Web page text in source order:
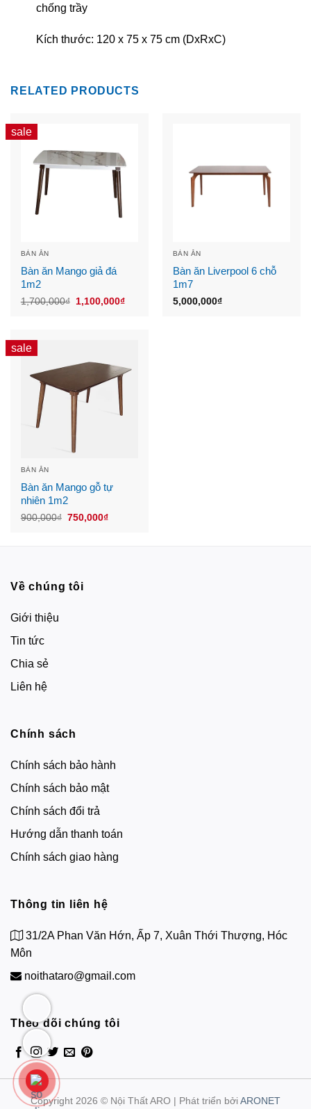
chống trầy
Kích thước: 120 x 75 x 75 cm (DxRxC)
RELATED PRODUCTS
sale
BÀN ĂN
Bàn ăn Mango giả đá
1m2
1,700,000₫
Original
price
1,100,000₫Current
BÀN ĂN
Bàn ăn Liverpool 6 chỗ
1m7
5,000,000₫
sale
BÀN ĂN
Bàn ăn Mango gỗ tự
nhiên 1m2
900,000₫ Original
price
750,000₫Current
Về chúng tôi
Giới thiệu
Tin tức
Chia sẻ
Liên hệ
Chính sách
Chính sách bảo hành
Chính sách bảo mật
Chính sách đổi trả
Hướng dẫn thanh toán
Chính sách giao hàng
Thông tin liên hệ
31/2A Phan Văn Hớn, Ấp 7, Xuân Thới Thượng, Hóc
Môn
noithataro@gmail.com
Theo dõi chúng tôi
Copyright 2026 © Nội Thất ARO | Phát triển bởi ARONET